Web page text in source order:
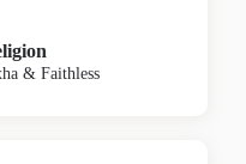
& Faithless